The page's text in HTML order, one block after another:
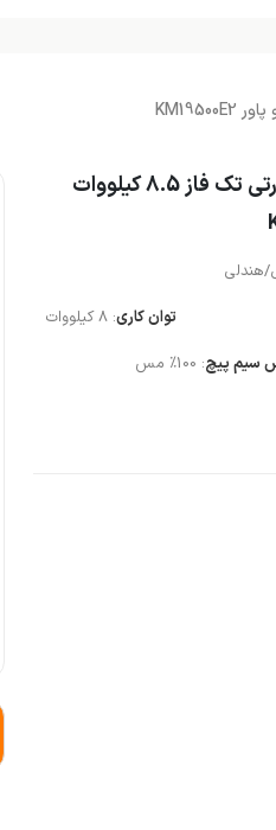
موتور برق بنزینی استارتی تک فاز 8.5 کیلووات
هندلی
توان کاری: 8 کیلووات
سیم پیچ: 100% مس